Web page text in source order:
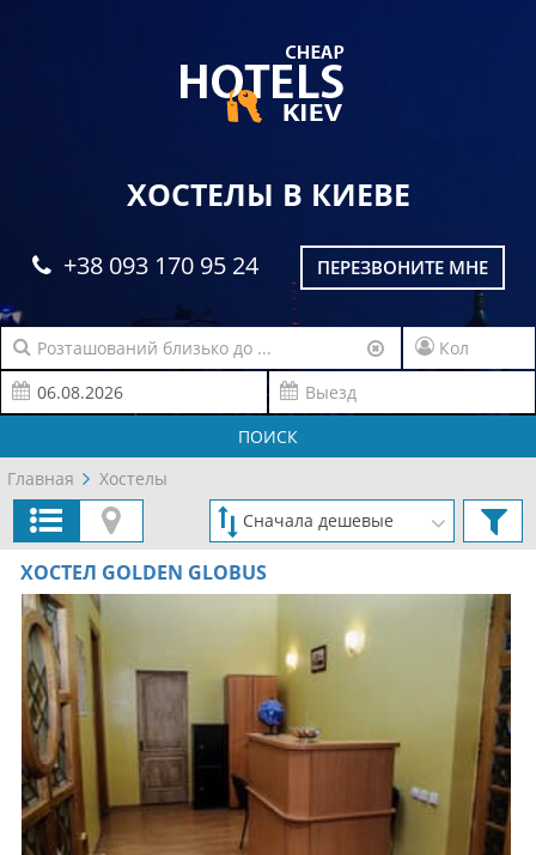
ХОСТЕЛЫ В КИЕВЕ
+38 093 170 95 24 ПЕРЕЗВОНИТЕ МНЕ
ПОИСК
Главная
Хостелы
ХОСТЕЛ GOLDEN GLOBUS